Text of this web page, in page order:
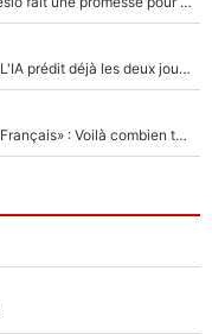
PSG : Deux gros transferts bouclés en 2027 ? L'IA prédit déjà les deux joueurs qui pourraient rejoindre Luis Enrique !
«C'est un beau salaire par rapport à 90 % des Français» : Voilà combien touchait Nelson Monfort sur France Télévisions avant de rejoindre CNews